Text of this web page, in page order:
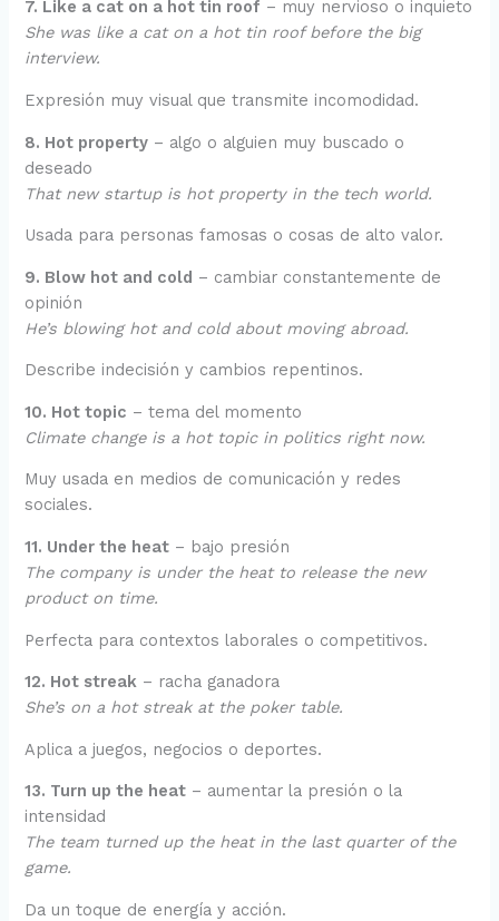
7. Like a cat on a hot tin roof – muy nervioso o inquieto
She was like a cat on a hot tin roof before the big
interview.
Expresión muy visual que transmite incomodidad.
8. Hot property – algo o alguien muy buscado o
deseado
That new startup is hot property in the tech world.
Usada para personas famosas o cosas de alto valor.
9. Blow hot and cold – cambiar constantemente de
opinión
He’s blowing hot and cold about moving abroad.
Describe indecisión y cambios repentinos.
10. Hot topic – tema del momento
Climate change is a hot topic in politics right now.
Muy usada en medios de comunicación y redes
sociales.
11. Under the heat – bajo presión
The company is under the heat to release the new
product on time.
Perfecta para contextos laborales o competitivos.
12. Hot streak – racha ganadora
She’s on a hot streak at the poker table.
Aplica a juegos, negocios o deportes.
13. Turn up the heat – aumentar la presión o la
intensidad
The team turned up the heat in the last quarter of the
game.
Da un toque de energía y acción.